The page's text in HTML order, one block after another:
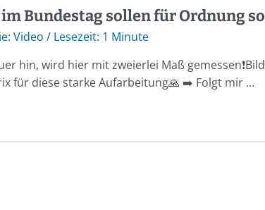
Bundestag sollen für Ordnung
Video /
1 Minute
hin, wird hier mit zweierlei Maß
für diese starke Aufarbeitung🙏 ➡️ Folgt mir …